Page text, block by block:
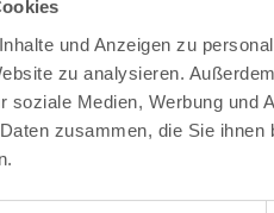
und Anzeigen zu
zu analysieren.
soziale Medien, Werbung und
zusammen, die Sie